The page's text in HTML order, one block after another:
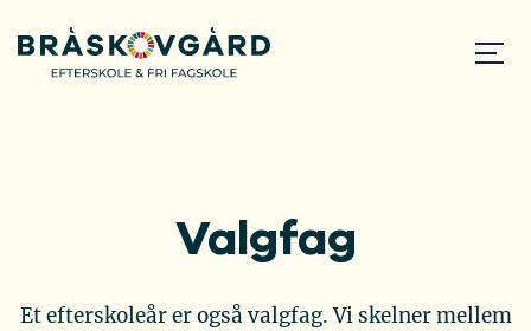
Valgfag
Et efterskoleår er også valgfag. Vi skelner mellem